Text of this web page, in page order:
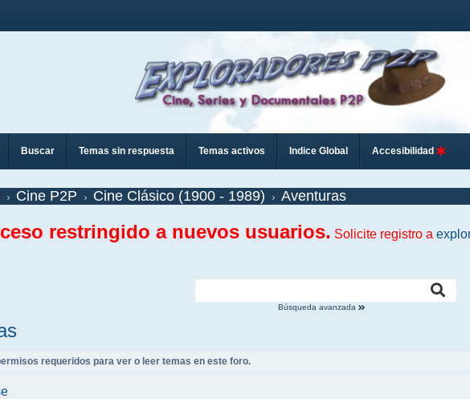
Buscar Temas sin respuesta Temas activos Indice Global Accesibilidad
Cine P2P Cine Clásico (1900 - 1989) Aventuras
restringido a nuevos usuarios. Solicite registro a
Búsqueda avanzada
requeridos para ver o leer temas en este foro.